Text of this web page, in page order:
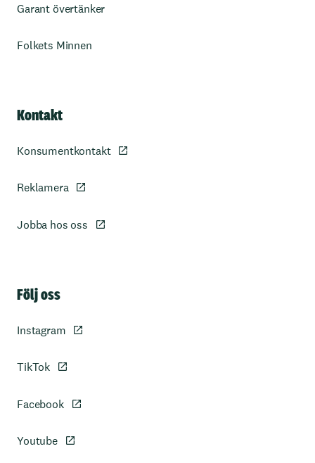
Garant övertänker
Folkets Minnen
Kontakt
Konsumentkontakt
Reklamera
Jobba hos oss
Följ oss
Instagram
TikTok
Facebook
Youtube